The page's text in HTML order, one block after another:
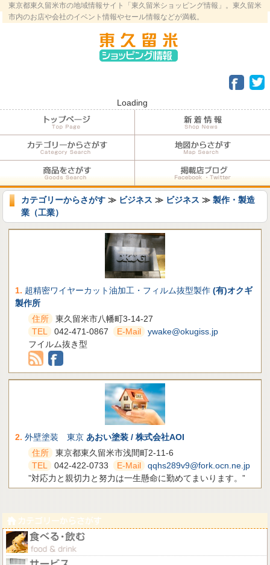
東京都東久留米市の地域情報サイト「東久留米ショッピング情報」。東久留米
市内のお店や会社のイベント情報やセール情報などが満載。
Loading
カテゴリーからさがす ≫ ビジネス ≫ ビジネス ≫製作・製造
業（工業）
1. 超精密ワイヤーカット油加工・フィルム抜型製作 (有)オクギ
製作所
住所
東久留米市八幡町3-14-27
TEL
042-471-0867 E-Mail
ywake@okugiss.jp
フイルム抜き型
2. 外壁塗装 東京 あおい塗装 / 株式会社AOI
住所
東京都東久留米市浅間町2-11-6
TEL
042-422-0733 E-Mail
qqhs289v9@fork.ocn.ne.jp
”対応力と親切力と努力は一生懸命に勤めてまいります。”